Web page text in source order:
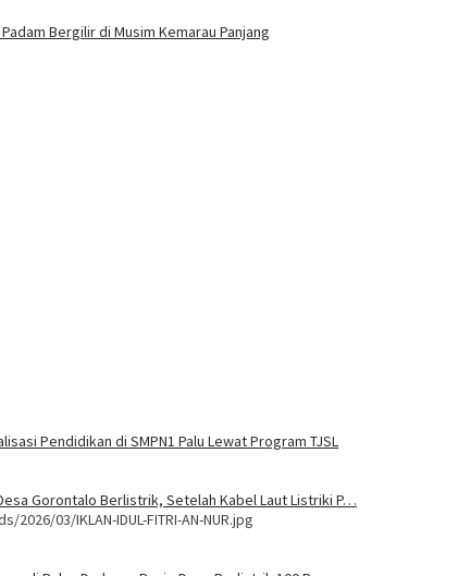
Bergilir di Musim Kemarau Panjang
Pendidikan di SMPN1 Palu Lewat Program TJSL
Gorontalo Berlistrik, Setelah Kabel Laut Listriki P…
03/IKLAN-IDUL-FITRI-AN-NUR.jpg